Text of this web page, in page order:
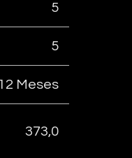
5
5
12 Meses
373,0